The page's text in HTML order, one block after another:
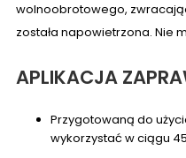
wolnoobrotowego,
została napowietrzona. Nie
APLIKACJA
Przygotowaną do
wykorzystać w ciągu